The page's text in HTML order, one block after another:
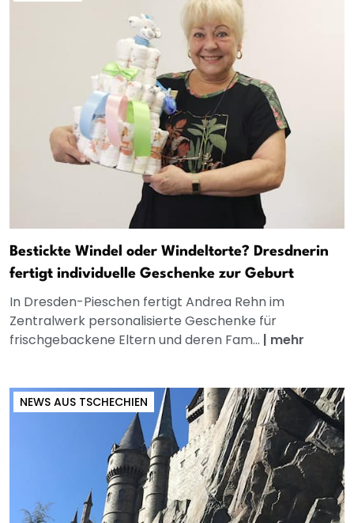
Bestickte Windel oder Windeltorte? Dresdnerin
fertigt individuelle Geschenke zur Geburt
In Dresden-Pieschen fertigt Andrea Rehn im
Zentralwerk personalisierte Geschenke für
frischgebackene Eltern und deren Fam... | mehr
NEWS AUS TSCHECHIEN